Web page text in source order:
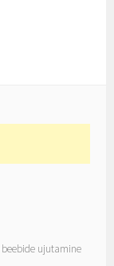
beebide ujutamine